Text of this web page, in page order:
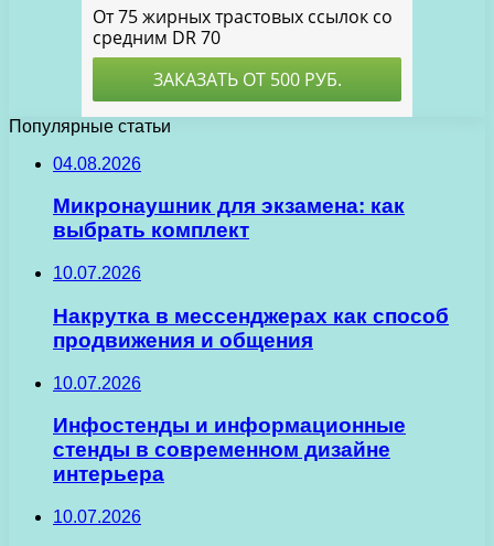
Популярные статьи
04.08.2026
Микронаушник для экзамена: как
выбрать комплект
10.07.2026
Накрутка в мессенджерах как способ
продвижения и общения
10.07.2026
Инфостенды и информационные
стенды в современном дизайне
интерьера
10.07.2026